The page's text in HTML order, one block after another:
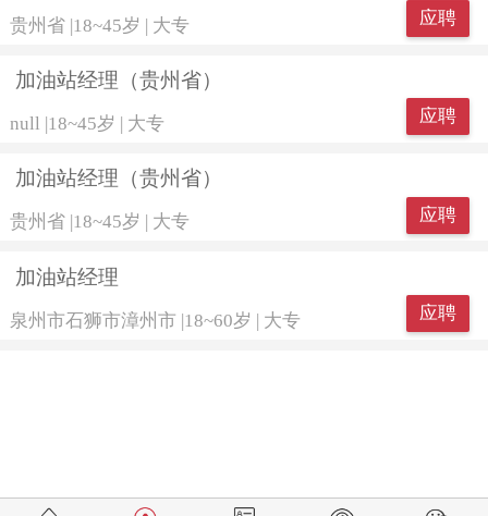
贵州省|18~45岁 | 大专 应聘
加油站经理（贵州省）
null |18~45岁 | 大专 应聘
加油站经理（贵州省）
贵州省| 18~45岁 大专 应聘
加油站经理
泉州市石狮市漳州市 |18~60岁 | 大专 应聘